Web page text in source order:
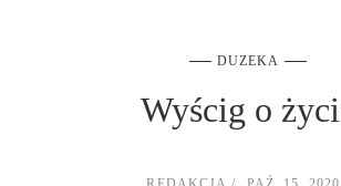
DUZEKA
Wyścig o